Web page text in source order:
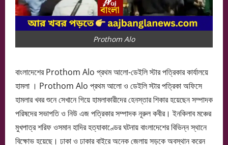
Prothom Alo
বাংলাদেশের Prothom Alo প্রথম আলো-ডেইলি স্টার পত্রিকার কার্যালয়ে
হামলা । Prothom Alo প্রথম আলো ও ডেইলি স্টার পত্রিকা অফিসে
হামলার খবর শুনে সেখানে গিয়ে হামলাকারীদের হেনস্তার শিকার হয়েছেন সম্পাদক
পরিষদের সভাপতি ও নিউ এজ পত্রিকার সম্পাদক নূরুল কবীর। ইনকিলাব মঞ্চের
মুখপাত্র শরিফ ওসমান হাদির হত্যাকাণ্ডের ঘটনায় বাংলাদেশের বিভিন্ন স্থানে
বিক্ষোভ হয়েছে। ঢাকা ও ঢাকার বাইরে অনেক জেলায় সড়কে অবস্থান করেন